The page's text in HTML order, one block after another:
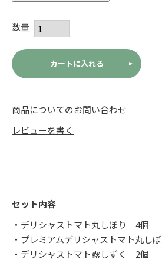
カートに入れる
商品についてのお問い合わせ
レビューを書く
セット内容
・デリシャストマト丸しぼり 4個
・プレミアムデリシャストマト丸し
・デリシャストマト露しずく 2個